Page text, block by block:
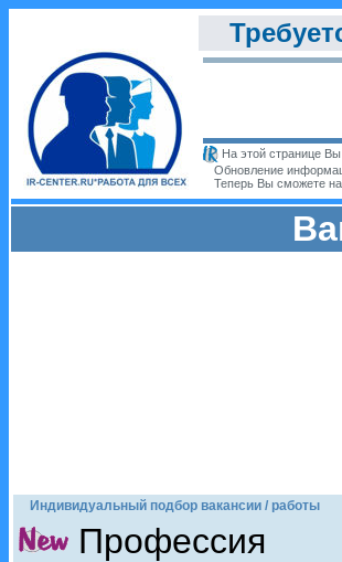
На этой странице
Обновление
Теперь Вы сможете
Индивидуальный подбор вакансии / работы
Профессия